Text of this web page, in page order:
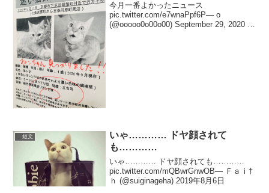
今月一番よかったニュース
pic.twitter.com/e7wnaPpf6P— o
(@ooooo0o00o00) September 29, 2020 ぐ
短文
いゃ………… ドヤ顔されて
も…………
いゃ………… ドヤ顔されても…………
pic.twitter.com/mQBwrGnwOB— Ｆａｉ†
ｈ (@suiginageha) 2019年8月6日